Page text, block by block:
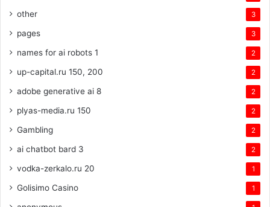
other 3
pages 3
names for ai robots 1 2
up-capital.ru 150, 200 2
adobe generative ai 8 2
plyas-media.ru 150 2
Gambling 2
ai chatbot bard 3 2
vodka-zerkalo.ru 20 1
Golisimo Casino 1